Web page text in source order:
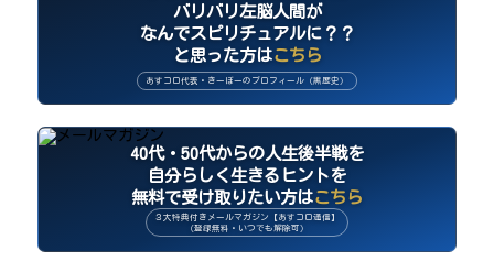
バリバリ左脳人間が
なんでスピリチュアルに？？
と思った方はこちら
あすコロ代表・きーぼーのプロフィール（黒歴史）
40代・50代からの人生後半戦を
自分らしく生きるヒントを
無料で受け取りたい方はこちら
３大特典付きメールマガジン【あすコロ通信】
（登録無料・いつでも解除可）